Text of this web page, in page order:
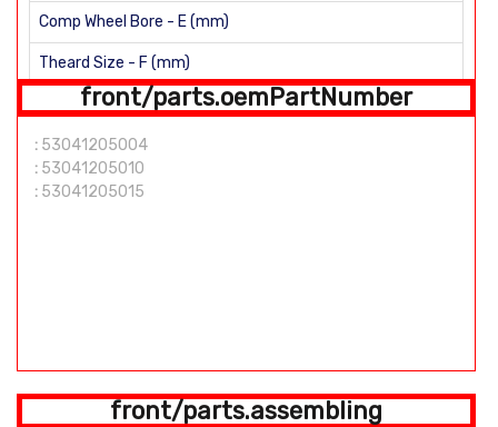
Comp Wheel Bore - E (mm)
Theard Size - F (mm)
H (mm)
Shaft length: 99mm Number of Blades: 12
front/parts.oemPartNumber
: 53041205004
: 53041205010
: 53041205015
front/parts.assembling